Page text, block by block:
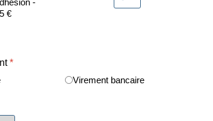
-
€
*
Virement bancaire